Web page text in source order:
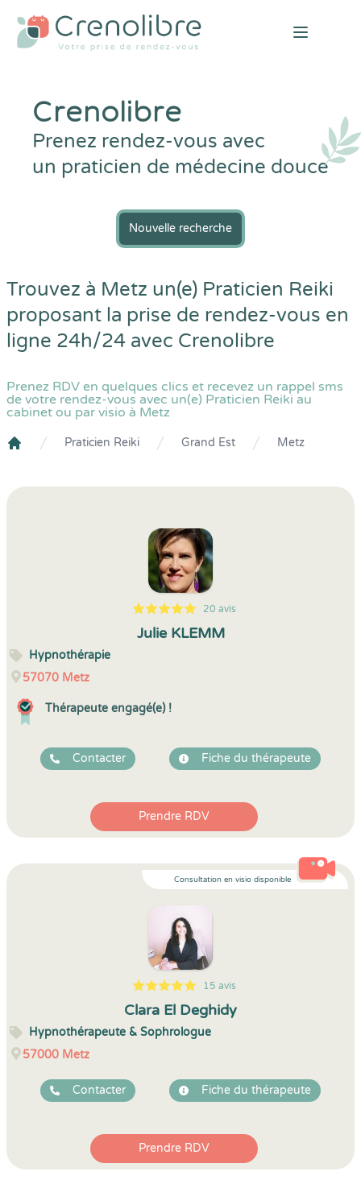
Open
Crenolibre
Prenez rendez-vous avec
un praticien de médecine douce
Nouvelle recherche
Trouvez à Metz un(e) Praticien Reiki
proposant la prise de rendez-vous en
ligne 24h/24 avec Crenolibre
Prenez RDV en quelques clics et recevez un rappel sms
de votre rendez-vous avec un(e) Praticien Reiki au
cabinet ou par visio à Metz
Praticien Reiki Grand Est Metz
5
1
5
20 20 avis
Julie KLEMM
Hypnothérapie
57070 Metz
Thérapeute engagé(e) !
Contacter Fiche du thérapeute
Prendre RDV
Consultation en visio disponible
5
1
5
15 15 avis
Clara El Deghidy
Hypnothérapeute & Sophrologue
57000 Metz
Contacter Fiche du thérapeute
Prendre RDV